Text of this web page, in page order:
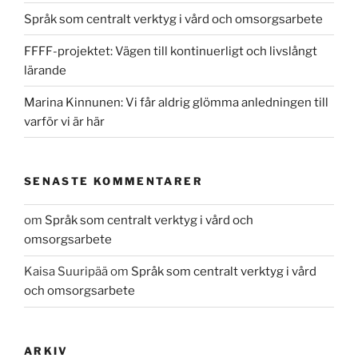
Språk som centralt verktyg i vård och omsorgsarbete
FFFF-projektet: Vägen till kontinuerligt och livslångt
lärande
Marina Kinnunen: Vi får aldrig glömma anledningen till
varför vi är här
SENASTE KOMMENTARER
om Språk som centralt verktyg i vård och
omsorgsarbete
Kaisa Suuripääom Språk som centralt verktyg i vård
och omsorgsarbete
ARKIV